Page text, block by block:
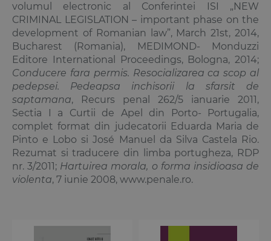
volumul electronic al Conferintei ISI „NEW
CRIMINAL LEGISLATION – important phase on the
development of Romanian law”, March 21st, 2014,
Bucharest (Romania), MEDIMOND- Monduzzi
Editore International Proceedings, Bologna, 2014;
Conducere fara permis. Resocializarea ca scop al
pedepsei. Pedeapsa inchisorii la sfarsit de
saptamana, Recurs penal 262/5 ianuarie 2011,
Sectia I a Curtii de Apel din Porto- Portugalia,
complet format din judecatorii Eduarda Maria de
Pinto e Lobo si José Manuel da Silva Castela Rio.
Rezumat si traducere din limba portugheza, RDP
nr. 3/2011; Hartuirea morala, o forma insidioasa de
violenta, 7 iunie 2008, www.penale.ro.